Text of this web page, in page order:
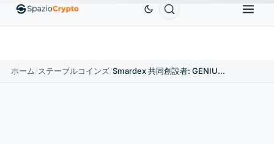
EthereumETH$1,880.58 Tether USDT$0.9991 BNBBNB
ホーム/ステーブルコインズ/ Smardex 共同創設者: GENIUS ステーブルコイン法案はトロイの木馬